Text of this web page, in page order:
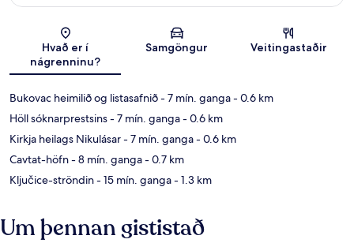
Kort
Hvað er í
nágrenninu?
Samgöngur Veitingastaðir
Bukovac heimilið og listasafnið- 7 mín. ganga- 0.6 km
Höll sóknarprestsins- 7 mín. ganga- 0.6 km
Kirkja heilags Nikulásar- 7 mín. ganga- 0.6 km
Cavtat-höfn- 8 mín. ganga- 0.7 km
Ključice-ströndin- 15 mín. ganga- 1.3 km
Um þennan gististað